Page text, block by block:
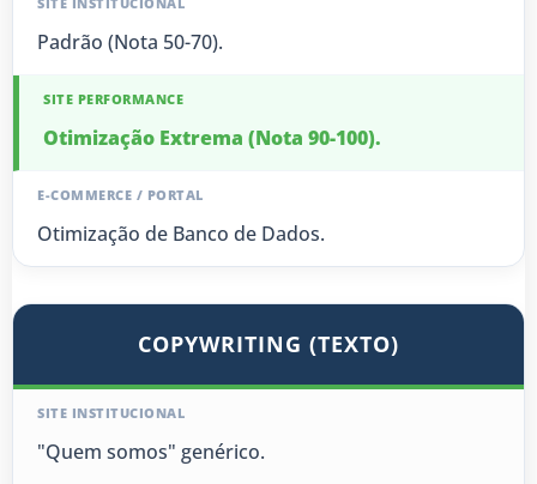
Padrão (Nota 50-70).
Otimização Extrema (Nota 90-100).
Otimização de Banco de Dados.
COPYWRITING (TEXTO)
"Quem somos" genérico.